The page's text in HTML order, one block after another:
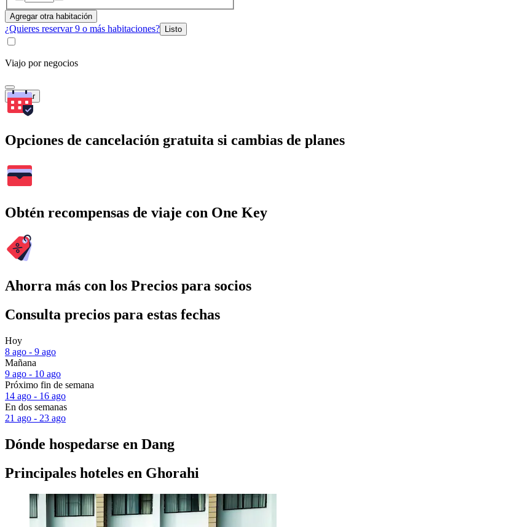
Agregar otra habitación
¿Quieres reservar 9 o más habitaciones? Listo
Viajo por negocios
Buscar
Opciones de cancelación gratuita si cambias de planes
Obtén recompensas de viaje con One Key
Ahorra más con los Precios para socios
Consulta precios para estas fechas
Hoy
8 ago - 9 ago
Mañana
9 ago - 10 ago
Próximo fin de semana
14 ago - 16 ago
En dos semanas
21 ago - 23 ago
Dónde hospedarse en Dang
Principales hoteles en Ghorahi